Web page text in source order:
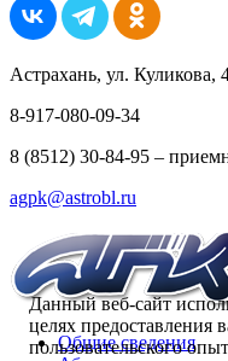
Астрахань, ул. Куликова,
8-917-080-09-34
8 (8512) 30-84-95 –
agpk@astrobl.ru
Общие сведения
Данный веб-сайт
целях предоставления
пользовательского